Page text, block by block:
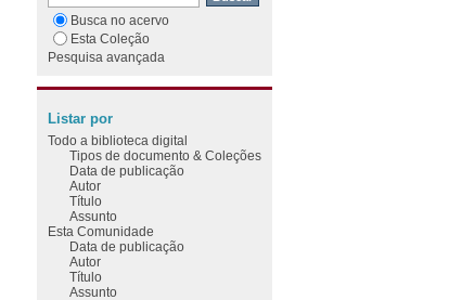
Busca no acervo
Esta Coleção
Pesquisa avançada
Listar por
Todo a biblioteca digital
Tipos de documento & Coleções
Data de publicação
Autor
Título
Assunto
Esta Comunidade
Data de publicação
Autor
Título
Assunto